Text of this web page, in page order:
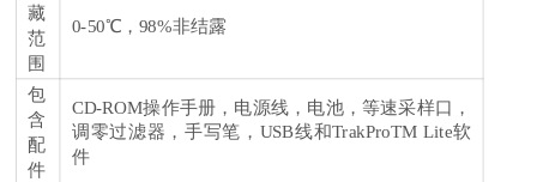
藏
范
围
0-50℃，98%非结露
包
含
配
件
CD-ROM操作手册，电源线，电池，等速采样口，
调零过滤器，手写笔，USB线和TrakProTM Lite软
件